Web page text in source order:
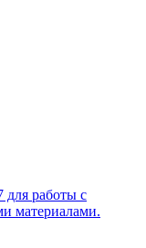
для работы с
материалами.